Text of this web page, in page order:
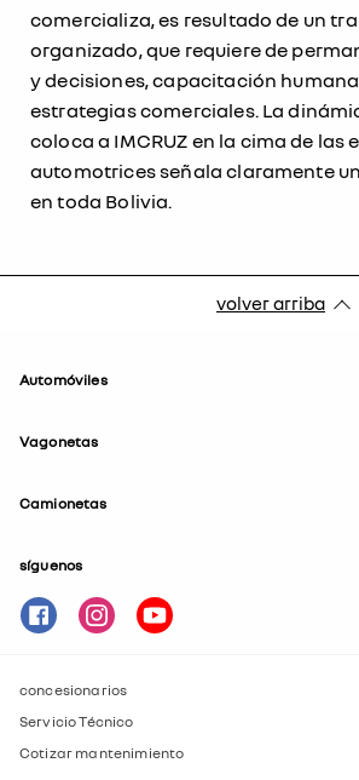
comercializa, es resultado de un
organizado, que requiere de
y decisiones, capacitación
estrategias comerciales. La
coloca a IMCRUZ en la cima de las
automotrices señala claramente
en toda Bolivia.
volver arriba
Automóviles
Vagonetas
Camionetas
síguenos
concesionarios
Servicio Técnico
Cotizar mantenimiento